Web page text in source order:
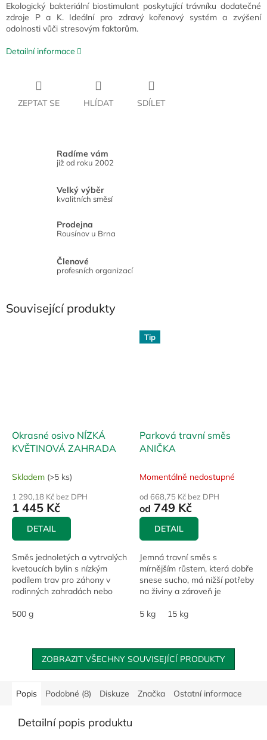
Ekologický bakteriální biostimulant poskytující trávníku dodatečné
zdroje P a K. Ideální pro zdravý kořenový systém a zvýšení
odolnosti vůči stresovým faktorům.
Detailní informace
ZEPTAT SE HLÍDAT SDÍLET
Radíme vám
již od roku 2002
Velký výběr
kvalitních směsí
Prodejna
Rousínov u Brna
Členové
profesních organizací
Související produkty
Okrasné osivo NÍZKÁ
KVĚTINOVÁ ZAHRADA
Skladem (>5 ks)
1 290,18 Kč bez DPH
1 445 Kč
DETAIL
Směs jednoletých a vytrvalých
kvetoucích bylin s nízkým
podílem trav pro záhony v
rodinných zahradách nebo
500 g
Tip
Parková travní směs
ANIČKA
Momentálně nedostupné
od 668,75 Kč bez DPH
od 749 Kč
DETAIL
Jemná travní směs s
mírnějším růstem, která dobře
snese sucho, má nižší potřeby
na živiny a zároveň je
zátěži. Cílí zejména na
5 kg 15 kg
ZOBRAZIT VŠECHNY SOUVISEJÍCÍ PRODUKTY
Popis Podobné (8) Diskuze Značka Ostatní informace
Detailní popis produktu